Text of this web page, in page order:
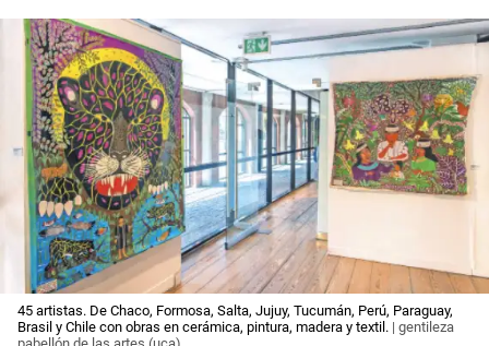
45 artistas. De Chaco, Formosa, Salta, Jujuy, Tucumán, Perú, Paraguay,
Brasil y Chile con obras en cerámica, pintura, madera y textil. | gentileza